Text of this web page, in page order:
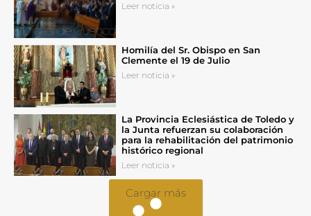
Leer noticia »
Homilía del Sr. Obispo en San
Clemente el 19 de Julio
Leer noticia »
La Provincia Eclesiástica de Toledo y
la Junta refuerzan su colaboración
para la rehabilitación del patrimonio
histórico regional
Leer noticia »
Cargar más